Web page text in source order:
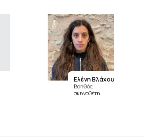
Ελένη Βλάχου
Βοηθός
σκηνοθέτη